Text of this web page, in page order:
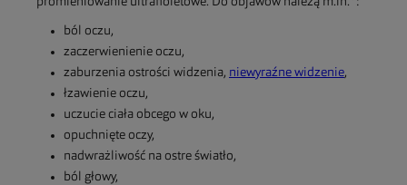
ból oczu,
zaczerwienienie oczu,
zaburzenia ostrości widzenia, niewyraźne widzenie,
łzawienie oczu,
uczucie ciała obcego w oku,
opuchnięte oczy,
nadwrażliwość na ostre światło,
ból głowy,